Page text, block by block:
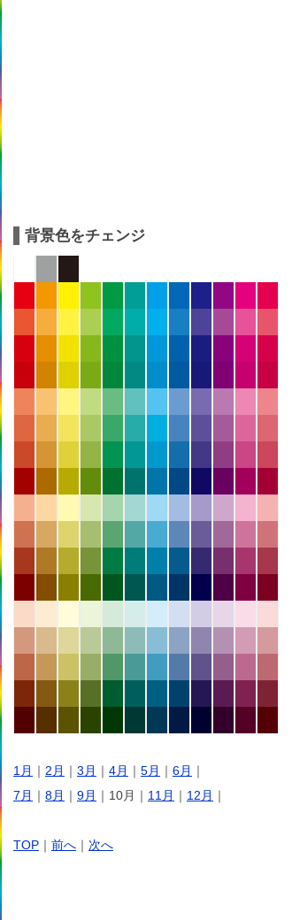
背景色をチェンジ
1月 ｜ 2月 ｜ 3月 ｜ 4月 ｜ 5月 ｜ 6月 ｜
7月 ｜ 8月 ｜ 9月 ｜10月｜ 11月 ｜ 12月 ｜
TOP ｜ 前へ ｜ 次へ